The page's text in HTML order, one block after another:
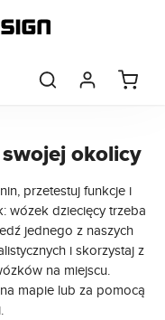
okolicy
przetestuj funkcje i
wózek dziecięcy trzeba
jednego z naszych
i skorzystaj z
na miejscu.
mapie lub za pomocą